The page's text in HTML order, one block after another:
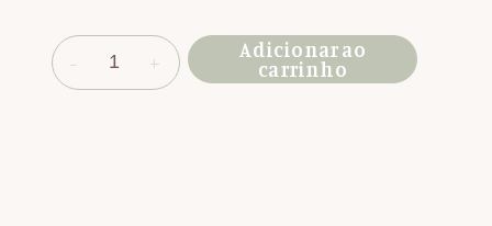
Adicionar ao
carrinho